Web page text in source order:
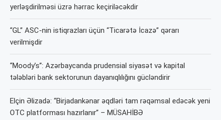
yerləşdirilməsi üzrə hərrac keçiriləcəkdir
“GL” ASC-nin istiqrazları üçün “Ticarətə İcazə” qərarı
verilmişdir
“Moody’s”: Azərbaycanda prudensial siyasət və kapital
tələbləri bank sektorunun dayanıqlılığını gücləndirir
Elçin Əlizadə: “Birjadankənar əqdləri tam rəqəmsal edəcək yeni
OTC platforması hazırlanır” – MÜSAHİBƏ